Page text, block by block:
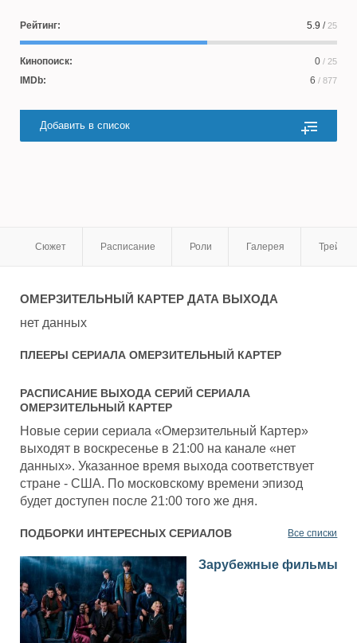
Рейтинг: 5.9 / 25
Кинопоиск: 0 / 25
IMDb: 6 / 877
Добавить в список
Сюжет Расписание Роли Галерея
ОМЕРЗИТЕЛЬНЫЙ КАРТЕРДАТА ВЫХОДА
нет данных
ПЛЕЕРЫ СЕРИАЛА ОМЕРЗИТЕЛЬНЫЙ КАРТЕР
РАСПИСАНИЕ ВЫХОДА СЕРИЙ СЕРИАЛА
ОМЕРЗИТЕЛЬНЫЙ КАРТЕР
Новые серии сериала «Омерзительный Картер»
выходят в воскресенье в 21:00 на канале «нет
данных». Указанное время выхода соответствует
стране - США. По московскому времени эпизод
будет доступен после 21:00 того же дня.
ПОДБОРКИ ИНТЕРЕСНЫХ СЕРИАЛОВ Все списки
Зарубежные фильмы